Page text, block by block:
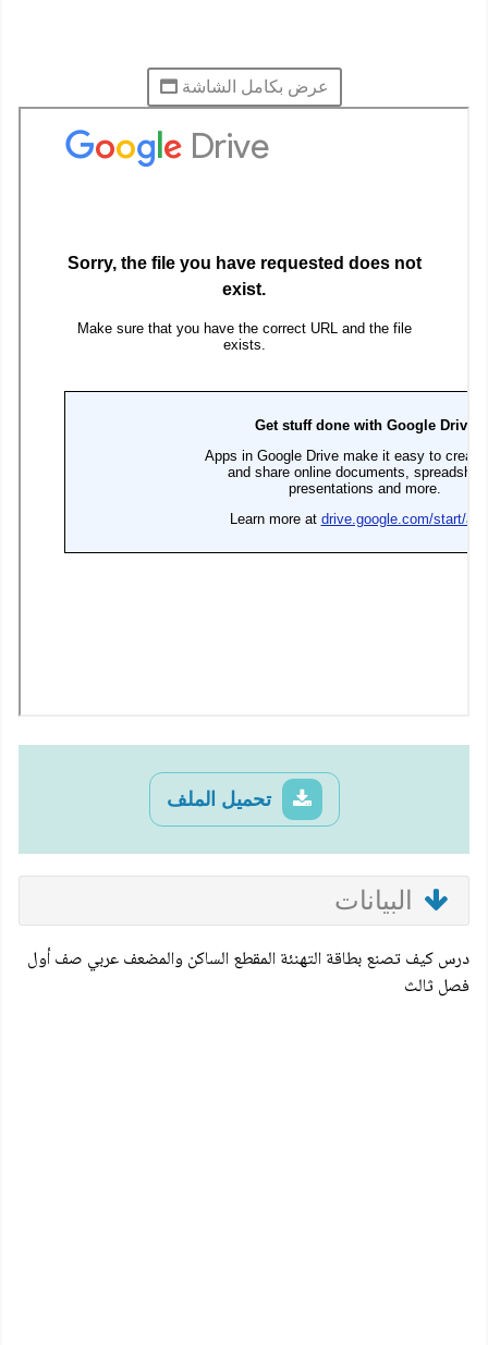
عرض بكامل الشاشة
تحميل الملف
البيانات
درس كيف تصنع بطاقة التهنئة المقطع الساكن والمضعف عربي صف أول
فصل ثالث